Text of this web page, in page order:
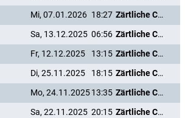
Mi, 07.01.2026 18:27
Zärtliche Chaoten II
Sa, 13.12.2025 06:56
Zärtliche Chaoten II
Fr, 12.12.2025 13:15
Zärtliche Chaoten II
Di, 25.11.2025 18:15
Zärtliche Chaoten II
Mo, 24.11.202513:35
Zärtliche Chaoten II
Sa, 22.11.2025 20:15
Zärtliche Chaoten II